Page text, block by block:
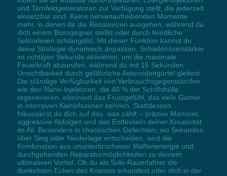
und Tarnfeldgeneratoren zur Verfügung stellt, die jederzeit
einsetzbar sind. Keine nervenaufreibenden Momente
mehr, in denen dir die Ressourcen ausgehen, während du
dich einem Bossgegner stellst oder durch feindliche
Sektorlinien schlängelst. Mit dieser Funktion kannst du
deine Strategie dynamisch anpassen: Schadensverstärker
im richtigen Sekunde aktivieren, um die maximale
Feuerkraft abzurufen, während du mit 15 Sekunden
Unsichtbarkeit durch gefährliche Asteroidengürtel gleitest.
Die ständige Verfügbarkeit von Verbrauchsgegenständen
wie den Nano-Injektoren, die 40 % der Schiffshülle
regenerieren, eliminiert das Frustgefühl, das viele Gamer
in intensiven Kampfszenen kennen. Stattdessen
fokussierst du dich auf das, was zählt – präzise Manöver,
aggressive Abfolgen und das Entfesseln deiner Kreativität
im All. Besonders in chaotischen Gefechten, wo Sekunden
über Sieg oder Niederlage entscheiden, wird die
Kombination aus ununterbrochener Waffenenergie und
durchgehenden Reparaturmöglichkeiten zu deinem
ultimativen Vorteil. Ob du als Solo-Raumfahrer die
dunkelsten Ecken des Kosmos erkundest oder dich in der